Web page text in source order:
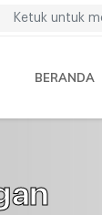
BERANDA